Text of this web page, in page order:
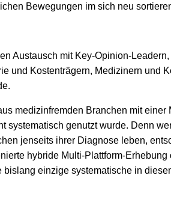
Bewegungen im sich neu
Austausch mit Key-Opinion-
und Kostenträgern, Medizinern und
medizinfremden Branchen mit einer
systematisch genutzt wurde. Denn
jenseits ihrer Diagnose leben,
hybride Multi-Plattform-Erhebung
einzige systematische in